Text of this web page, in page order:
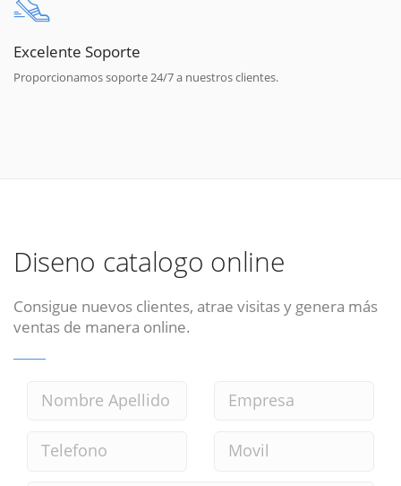
Excelente Soporte
Proporcionamos soporte 24/7 a nuestros clientes.
Diseno catalogo online
Consigue nuevos clientes, atrae visitas y genera más
ventas de manera online.